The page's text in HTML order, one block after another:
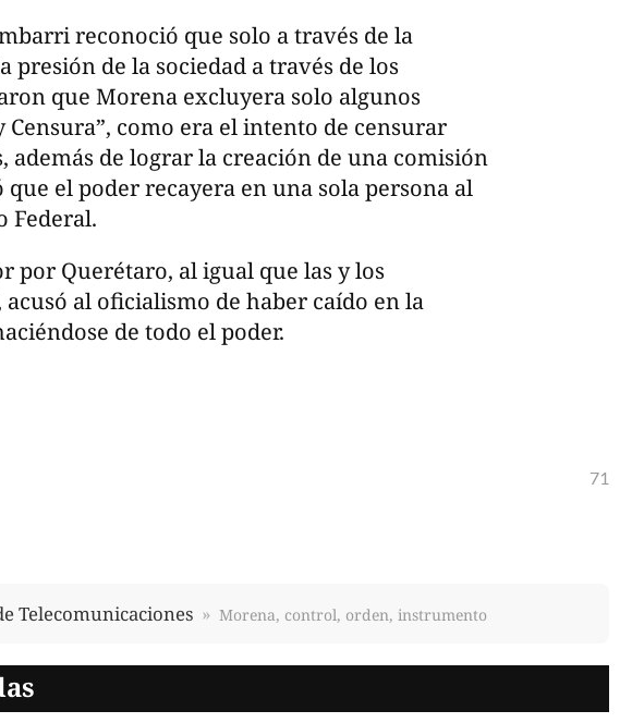
reconoció que solo a través de la
presión de la sociedad a través de los
que Morena excluyera solo algunos
Censura”, como era el intento de censurar
además de lograr la creación de una comisión
el poder recayera en una sola persona al
Federal.
por Querétaro, al igual que las y los
acusó al oficialismo de haber caído en la
de todo el poder.
71
Telecomunicaciones Morena, control, orden, instrumento